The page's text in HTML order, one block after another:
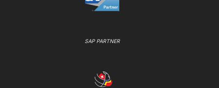
SAP PARTNER